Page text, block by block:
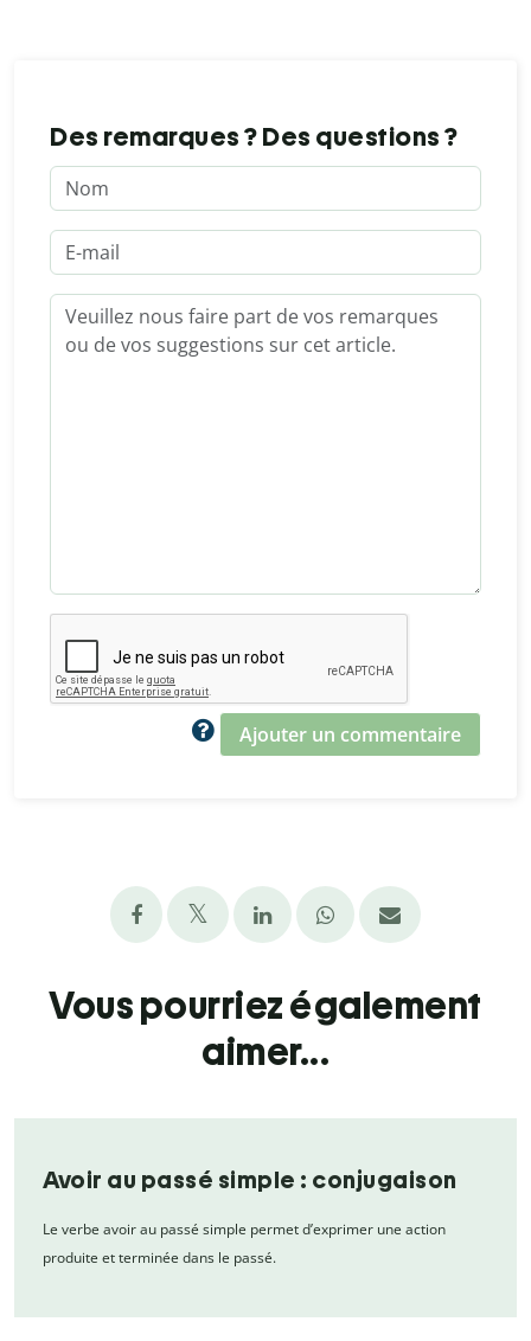
Des remarques ? Des questions ?
Ajouter un commentaire
Vous pourriez également
aimer...
Avoir au passé simple : conjugaison
Le verbe avoir au passé simple permet d’exprimer une action
produite et terminée dans le passé.